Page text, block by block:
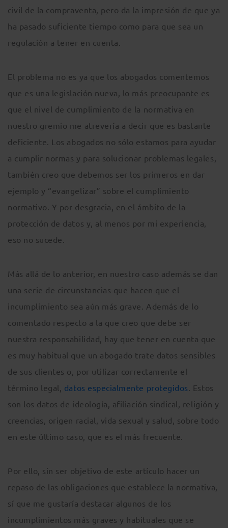
civil de la compraventa, pero da la impresión de que ya
ha pasado suficiente tiempo como para que sea un
regulación a tener en cuenta.
El problema no es ya que los abogados comentemos
que es una legislación nueva, lo más preocupante es
que el nivel de cumplimiento de la normativa en
nuestro gremio me atrevería a decir que es bastante
deficiente. Los abogados no sólo estamos para ayudar
a cumplir normas y para solucionar problemas legales,
también creo que debemos ser los primeros en dar
ejemplo y “evangelizar” sobre el cumplimiento
normativo. Y por desgracia, en el ámbito de la
protección de datos y, al menos por mi experiencia,
eso no sucede.
Más allá de lo anterior, en nuestro caso además se dan
una serie de circunstancias que hacen que el
incumplimiento sea aún más grave. Además de lo
comentado respecto a la que creo que debe ser
nuestra responsabilidad, hay que tener en cuenta que
es muy habitual que un abogado trate datos sensibles
de sus clientes o, por utilizar correctamente el
término legal, datos especialmente protegidos. Estos
son los datos de ideología, afiliación sindical, religión y
creencias, origen racial, vida sexual y salud, sobre todo
en este último caso, que es el más frecuente.
Por ello, sin ser objetivo de este artículo hacer un
repaso de las obligaciones que establece la normativa,
sí que me gustaría destacar algunos de los
incumplimientos más graves y habituales que se